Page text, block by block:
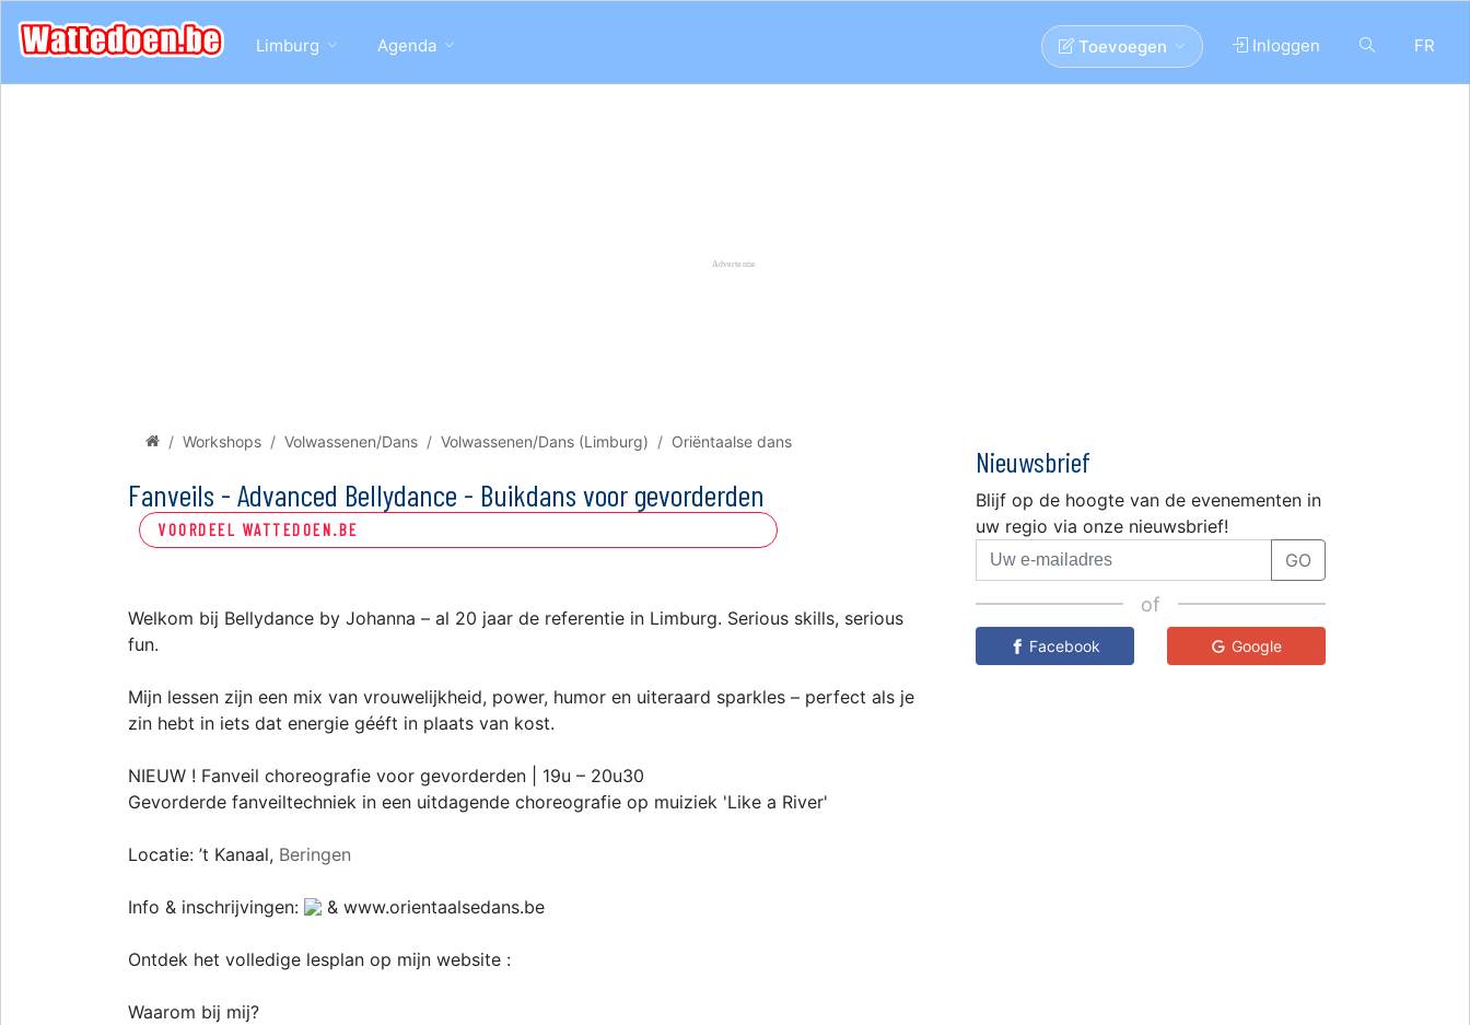
Limburg Agenda FR
Inloggen
Toevoegen
Workshops Volwassenen/Dans Volwassenen/Dans (Limburg) Oriëntaalse dans
Fanveils - Advanced Bellydance - Buikdans voor gevorderden
VOORDEEL WATTEDOEN.BE
Welkom bij Bellydance by Johanna – al 20 jaar de referentie in Limburg. Serious skills, serious
fun.
Mijn lessen zijn een mix van vrouwelijkheid, power, humor en uiteraard sparkles – perfect als je
zin hebt in iets dat energie gééft in plaats van kost.
NIEUW ! Fanveil choreografie voor gevorderden | 19u – 20u30
Gevorderde fanveiltechniek in een uitdagende choreografie op muiziek 'Like a River'
Locatie: ’t Kanaal, Beringen
Info & inschrijvingen: & www.orientaalsedans.be
Ontdek het volledige lesplan op mijn website :
Waarom bij mij?
Nieuwsbrief
Blijf op de hoogte van de evenementen in
uw regio via onze nieuwsbrief!
GO
of
Facebook Google